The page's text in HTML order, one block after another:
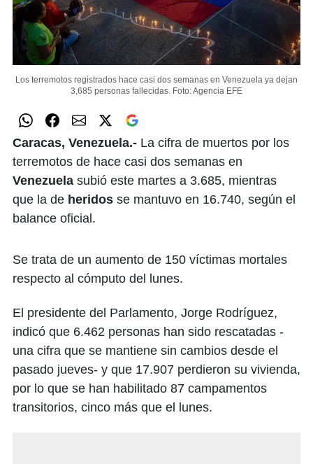
Los terremotos registrados hace casi dos semanas en Venezuela ya dejan
3,685 personas fallecidas. Foto: Agencia EFE
Caracas, Venezuela.- La cifra de muertos por los
terremotos de hace casi dos semanas en
Venezuela subió este martes a 3.685, mientras
que la de heridos se mantuvo en 16.740, según el
balance oficial.
Se trata de un aumento de 150 víctimas mortales
respecto al cómputo del lunes.
El presidente del Parlamento, Jorge Rodríguez,
indicó que 6.462 personas han sido rescatadas -
una cifra que se mantiene sin cambios desde el
pasado jueves- y que 17.907 perdieron su vivienda,
por lo que se han habilitado 87 campamentos
transitorios, cinco más que el lunes.